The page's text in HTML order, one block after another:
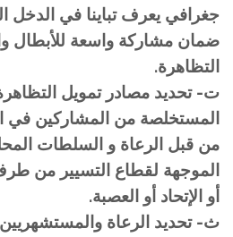
جغرافي يعرف تباينا في الدخل
ضمان مشاركة واسعة للأبطال
التظاهرة.
ت- تحديد مصادر تمويل
المستخلصة من المشاركين في
من قبل الرعاة و السلطات
الموجهة لقطاع التسيير من
أو الإتحاد أو العصبة.
ث- تحديد الرعاة